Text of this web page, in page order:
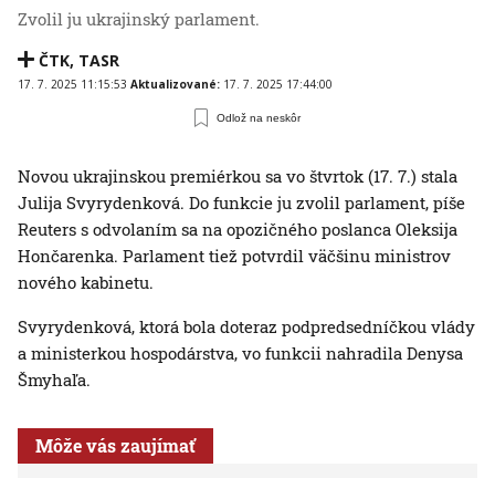
Zvolil ju ukrajinský parlament.
ČTK, TASR
17. 7. 2025 11:15:53 Aktualizované: 17. 7. 2025 17:44:00
Odlož na neskôr
Novou ukrajinskou premiérkou sa vo štvrtok (17. 7.) stala
Julija Svyrydenková. Do funkcie ju zvolil parlament, píše
Reuters s odvolaním sa na opozičného poslanca Oleksija
Hončarenka. Parlament tiež potvrdil väčšinu ministrov
nového kabinetu.
Svyrydenková, ktorá bola doteraz podpredsedníčkou vlády
a ministerkou hospodárstva, vo funkcii nahradila Denysa
Šmyhaľa.
Môže vás zaujímať